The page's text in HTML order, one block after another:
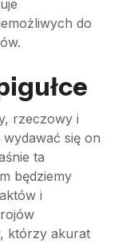
do
rzeczowy i
się on
ta
będziemy
i
którzy akurat